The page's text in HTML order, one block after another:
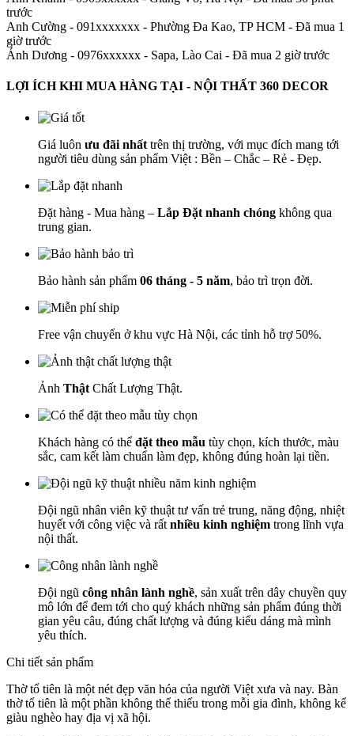
trước
Anh Cường - 091xxxxxxx - Phường Đa Kao, TP HCM - Đã mua 1
giờ trước
Ánh Dương - 0976xxxxxx - Sapa, Lào Cai - Đã mua 2 giờ trước
LỢI ÍCH KHI MUA HÀNG TẠI - NỘI THẤT 360 DECOR
Giá luôn ưu đãi nhất trên thị trường, với mục đích mang tới
người tiêu dùng sản phẩm Việt : Bền – Chắc – Rẻ - Đẹp.
Đặt hàng - Mua hàng – Lắp Đặt nhanh chóng không qua
trung gian.
Bảo hành sản phẩm 06 tháng - 5 năm, bảo trì trọn đời.
Free vận chuyển ở khu vực Hà Nội, các tỉnh hỗ trợ 50%.
Ảnh Thật Chất Lượng Thật.
Khách hàng có thể đặt theo mẫu tùy chọn, kích thước, màu
sắc, cam kết làm chuẩn làm đẹp, không đúng hoàn lại tiền.
Đội ngũ nhân viên kỹ thuật tư vấn trẻ trung, năng động, nhiệt
huyết với công việc và rất nhiều kinh nghiệm trong lĩnh vựa
nội thất.
Đội ngũ công nhân lành nghề, sản xuất trên dây chuyền quy
mô lớn để đem tới cho quý khách những sản phẩm đúng thời
gian yêu câu, đúng chất lượng và đúng kiểu dáng mà mình
yêu thích.
Chi tiết sản phẩm
Thờ tổ tiên là một nét đẹp văn hóa của người Việt xưa và nay. Bàn
thờ tổ tiên là một phần không thể thiếu trong mỗi gia đình, không kể
giàu nghèo hay địa vị xã hội.